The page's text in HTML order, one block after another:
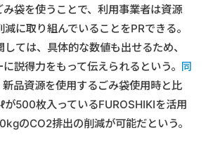
袋を使うことで、利用事業者は資源
に取り組んでいることをPRできる。
ては、具体的な数値も出せるため、
説得力をもって伝えられるという。 同
新品資源を使用するごみ袋使用時と比
が500枚入っているFUROSHIKIを活用
のCO2排出の削減が可能だという。